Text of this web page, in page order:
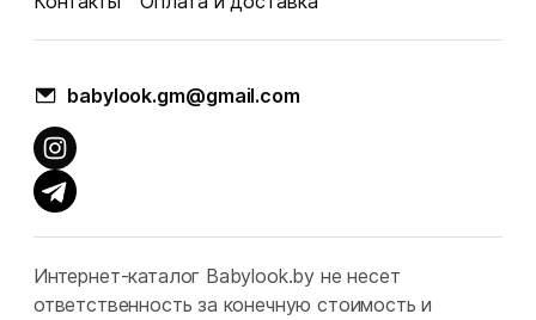
babylook.gm@gmail.com
Интернет-каталог Babylook.by не несет
ответственность за конечную стоимость и